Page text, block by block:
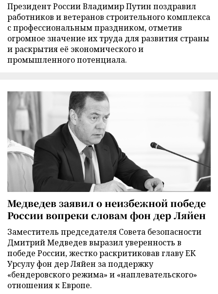
Президент России Владимир Путин поздравил
работников и ветеранов строительного комплекса
с профессиональным праздником, отметив
огромное значение их труда для развития страны
и раскрытия её экономического и
промышленного потенциала.
Медведев заявил о неизбежной победе
России вопреки словам фон дер Ляйен
Заместитель председателя Совета безопасности
Дмитрий Медведев выразил уверенность в
победе России, жестко раскритиковав главу ЕК
Урсулу фон дер Ляйен за поддержку
«бендеровского режима» и «наплевательского»
отношения к Европе.